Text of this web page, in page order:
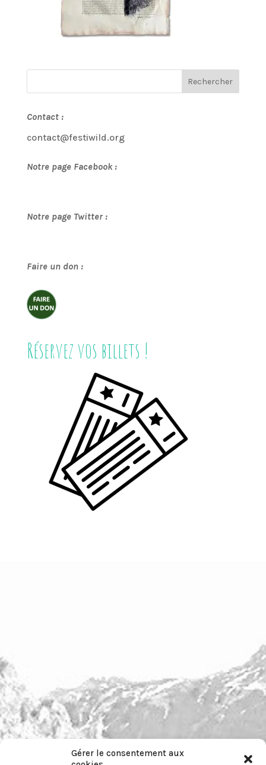
Gérer le consentement aux
Contact :
contact@festiwild.org
Notre page Facebook :
Notre page Twitter :
Faire un don :
Réservez vos billets !